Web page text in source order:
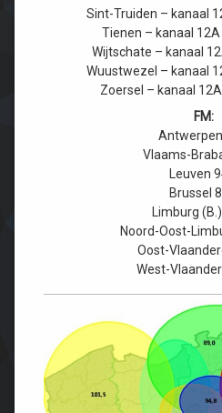
Sint-Truiden – kanaal
Tienen – kanaal
Wijtschate – kanaal
Wuustwezel – kanaal
Zoersel – kanaal
FM:
Antwerpen
Vlaams-
Leuven
Brussel
Limburg
Noord-Oost-
Oost-
West-